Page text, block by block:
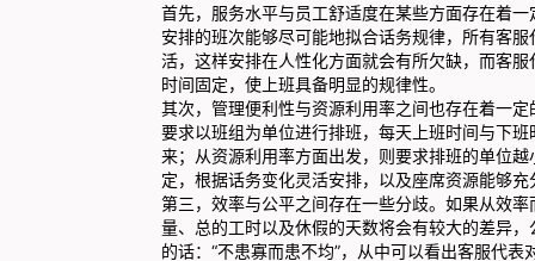
首先，服务水平与员工舒适度在某些方面存在着
安排的班次能够尽可能地拟合话务规律，所有客
活，这样安排在人性化方面就会有所欠缺，而客
时间固定，使上班具备明显的规律性。
其次，管理便利性与资源利用率之间也存在着一
要求以班组为单位进行排班，每天上班时间与下
来；从资源利用率方面出发，则要求排班的单位
定，根据话务变化灵活安排，以及座席资源能够
第三，效率与公平之间存在一些分歧。如果从效
量、总的工时以及休假的天数将会有较大的差异
的话：“不患寡而患不均”，从中可以看出客服代